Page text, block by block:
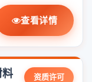
查看详情
料 资质许可